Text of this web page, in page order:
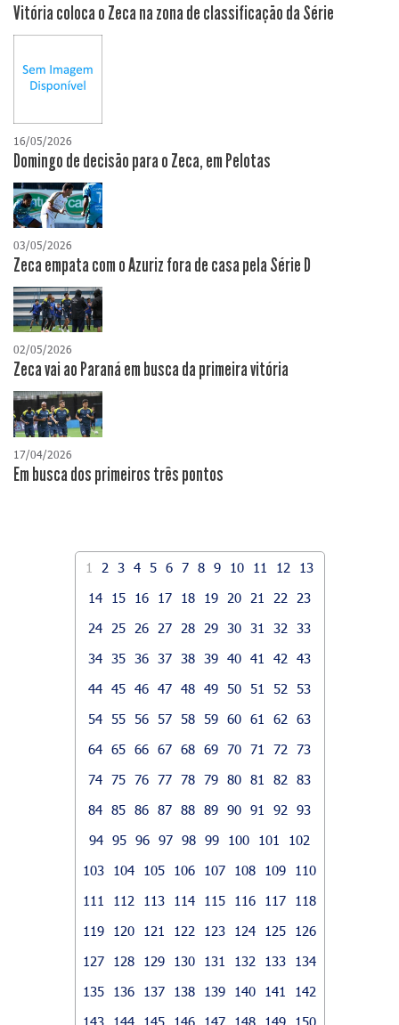
Vitória coloca o Zeca na zona de classificação da Série
16/05/2026
Domingo de decisão para o Zeca, em Pelotas
03/05/2026
Zeca empata com o Azuriz fora de casa pela Série D
02/05/2026
Zeca vai ao Paraná em busca da primeira vitória
17/04/2026
​Em busca dos primeiros três pontos
1 2 3 4 5 6 7 8 9 10 11 12
13
14
15 16 17 18 19 20 21 22
23
24
25 26 27 28 29 30 31 32
33
34
35 36 37 38 39 40 41 42
43
44 45 46 47 48 49 50 51 52
53
54
55 56 57 58 59 60 61 62
63
64 65 66 67 68 69 70 71 72
73
74 75 76 77 78 79 80 81 82
83
84 85 86 87 88 89 90 91 92
93
94 95 96 97 98 99 100 101
102
103
104 105 106 107 108 109
110
111
112 113 114 115 116 117
118
119
120 121 122 123 124 125
126
127
128 129 130 131 132 133
134
135
136 137 138 139 140 141
142
143
144 145 146 147 148 149
150